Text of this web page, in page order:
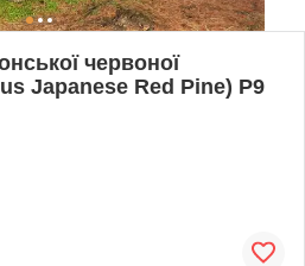
червоної
Japanese Red Pine) Р9